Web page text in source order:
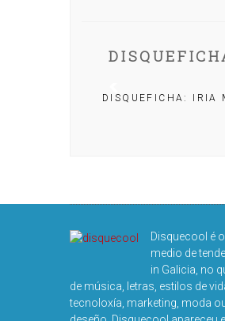
DISQUEFICHA: IRIA MISA
Disquecool é
medio de
in Galicia, no
de música, letras, estilos de
tecnoloxía, marketing, moda